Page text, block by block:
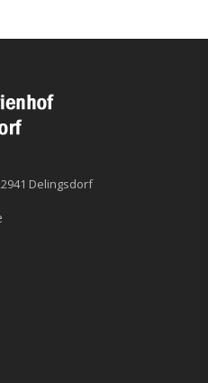
Delingsdorf